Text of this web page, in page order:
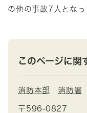
の他の事故7人となっ
このページに関
消防本部 消防署
〒596-0827